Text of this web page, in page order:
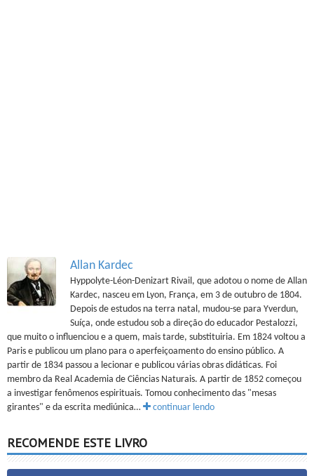
Allan Kardec
Hyppolyte-Léon-Denizart Rivail, que adotou o nome de Allan
Kardec, nasceu em Lyon, França, em 3 de outubro de 1804.
Depois de estudos na terra natal, mudou-se para Yverdun,
Suíça, onde estudou sob a direção do educador Pestalozzi,
que muito o influenciou e a quem, mais tarde, substituiria. Em 1824 voltou a
Paris e publicou um plano para o aperfeiçoamento do ensino público. A
partir de 1834 passou a lecionar e publicou várias obras didáticas. Foi
membro da Real Academia de Ciências Naturais. A partir de 1852 começou
a investigar fenômenos espirituais. Tomou conhecimento das "mesas
girantes" e da escrita mediúnica…
continuar lendo
RECOMENDE ESTE LIVRO